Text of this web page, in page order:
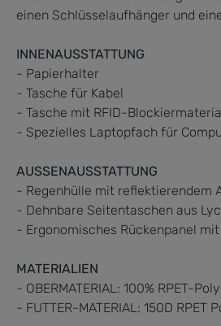
einen Schlüsselaufhänger und
INNENAUSSTATTUNG
- Papierhalter
- Tasche für Kabel
- Tasche mit RFID-
- Spezielles Laptopfach für
AUSSENAUSSTATTUNG
- Regenhülle mit reflektierendem
- Dehnbare Seitentaschen aus
- Ergonomisches Rückenpanel
MATERIALIEN
- OBERMATERIAL: 100% RPET-
- FUTTER-MATERIAL: 150D